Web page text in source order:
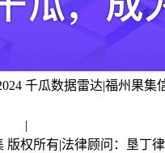
千瓜数据雷达|福州果集
|
版权所有|法律顾问：垦丁